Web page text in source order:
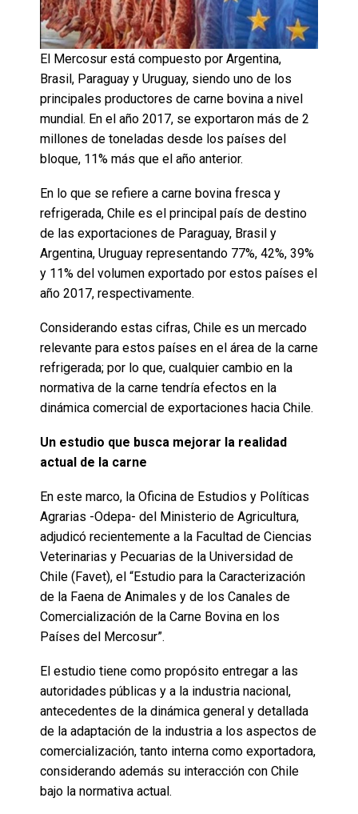
El Mercosur está compuesto por Argentina,
Brasil, Paraguay y Uruguay, siendo uno de los
principales productores de carne bovina a nivel
mundial. En el año 2017, se exportaron más de 2
millones de toneladas desde los países del
bloque, 11% más que el año anterior.
En lo que se refiere a carne bovina fresca y
refrigerada, Chile es el principal país de destino
de las exportaciones de Paraguay, Brasil y
Argentina, Uruguay representando 77%, 42%, 39%
y 11% del volumen exportado por estos países el
año 2017, respectivamente.
Considerando estas cifras, Chile es un mercado
relevante para estos países en el área de la carne
refrigerada; por lo que, cualquier cambio en la
normativa de la carne tendría efectos en la
dinámica comercial de exportaciones hacia Chile.
Un estudio que busca mejorar la realidad
actual de la carne
En este marco, la Oficina de Estudios y Políticas
Agrarias -Odepa- del Ministerio de Agricultura,
adjudicó recientemente a la Facultad de Ciencias
Veterinarias y Pecuarias de la Universidad de
Chile (Favet), el “Estudio para la Caracterización
de la Faena de Animales y de los Canales de
Comercialización de la Carne Bovina en los
Países del Mercosur”.
El estudio tiene como propósito entregar a las
autoridades públicas y a la industria nacional,
antecedentes de la dinámica general y detallada
de la adaptación de la industria a los aspectos de
comercialización, tanto interna como exportadora,
considerando además su interacción con Chile
bajo la normativa actual.